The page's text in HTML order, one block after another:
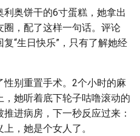
奥饼干的6寸蛋糕，她拿出
，配了这样一句话。评论
“生日快乐”，只有了解她经
别重置手术。2个小时的麻
她听着底下轮子咕噜滚动的
进病房，下一秒反应过来：
，她是个女人了。